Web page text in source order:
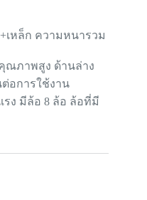
เหล็ก ความหนารวม
ณภาพสูง ด้านล่าง
อการใช้งาน
รง มีล้อ 8 ล้อ ล้อที่มี